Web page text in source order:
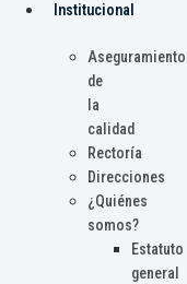
Institucional
Aseguramiento
de
la
calidad
Rectoría
Direcciones
¿Quiénes
somos?
Estatuto
general